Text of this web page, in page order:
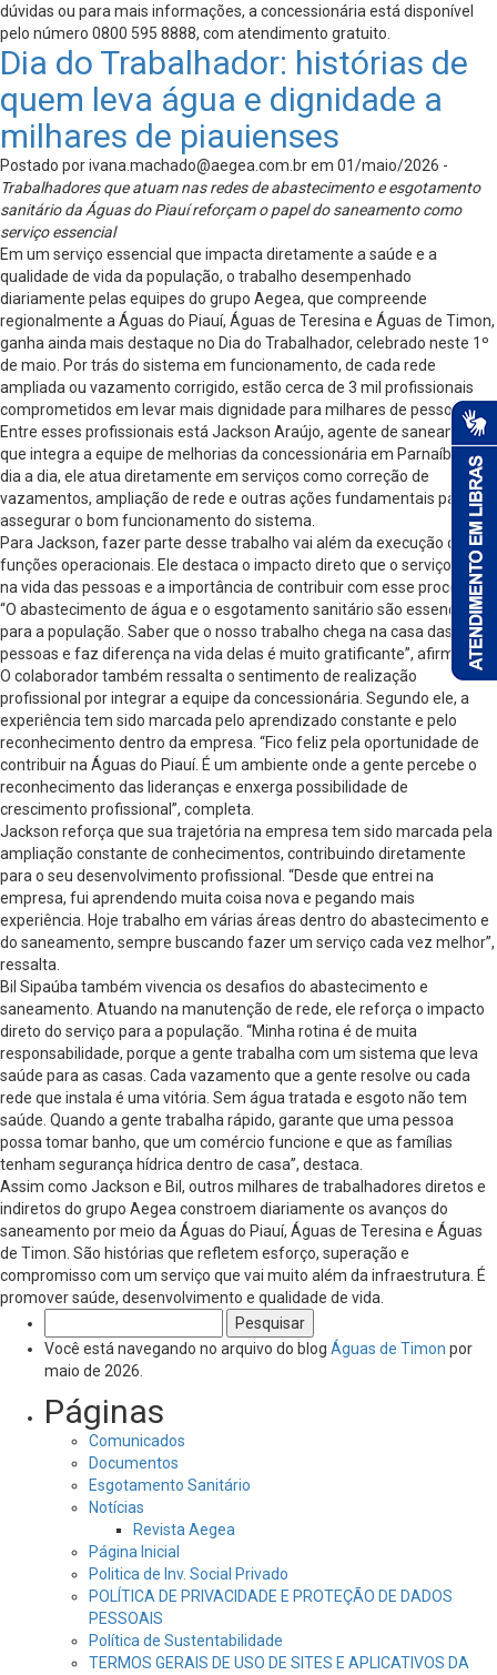
dúvidas ou para mais informações, a concessionária está disponível
pelo número 0800 595 8888, com atendimento gratuito.
Dia do Trabalhador: histórias de
quem leva água e dignidade a
milhares de piauienses
Postado porivana.machado@aegea.com.brem 01/maio/2026 -
Trabalhadores que atuam nas redes de abastecimento e esgotamento
sanitário da Águas do Piauí reforçam o papel do saneamento como
serviço essencial
Em um serviço essencial que impacta diretamente a saúde e a
qualidade de vida da população, o trabalho desempenhado
diariamente pelas equipes do grupo Aegea, que compreende
regionalmente a Águas do Piauí, Águas de Teresina e Águas de Timon,
ganha ainda mais destaque no Dia do Trabalhador, celebrado neste 1º
de maio. Por trás do sistema em funcionamento, de cada rede
ampliada ou vazamento corrigido, estão cerca de 3 mil profissionais
comprometidos em levar mais dignidade para milhares de pessoas.
Entre esses profissionais está Jackson Araújo, agente de saneamento
que integra a equipe de melhorias da concessionária em Parnaíba. No
dia a dia, ele atua diretamente em serviços como correção de
vazamentos, ampliação de rede e outras ações fundamentais para
assegurar o bom funcionamento do sistema.
Para Jackson, fazer parte desse trabalho vai além da execução das
funções operacionais. Ele destaca o impacto direto que o serviço tem
na vida das pessoas e a importância de contribuir com esse processo.
“O abastecimento de água e o esgotamento sanitário são essenciais
para a população. Saber que o nosso trabalho chega na casa das
pessoas e faz diferença na vida delas é muito gratificante”, afirma.
O colaborador também ressalta o sentimento de realização
profissional por integrar a equipe da concessionária. Segundo ele, a
experiência tem sido marcada pelo aprendizado constante e pelo
reconhecimento dentro da empresa. “Fico feliz pela oportunidade de
contribuir na Águas do Piauí. É um ambiente onde a gente percebe o
reconhecimento das lideranças e enxerga possibilidade de
crescimento profissional”, completa.
Jackson reforça que sua trajetória na empresa tem sido marcada pela
ampliação constante de conhecimentos, contribuindo diretamente
para o seu desenvolvimento profissional. “Desde que entrei na
empresa, fui aprendendo muita coisa nova e pegando mais
experiência. Hoje trabalho em várias áreas dentro do abastecimento e
do saneamento, sempre buscando fazer um serviço cada vez melhor”,
ressalta.
Bil Sipaúba também vivencia os desafios do abastecimento e
saneamento. Atuando na manutenção de rede, ele reforça o impacto
direto do serviço para a população. “Minha rotina é de muita
responsabilidade, porque a gente trabalha com um sistema que leva
saúde para as casas. Cada vazamento que a gente resolve ou cada
rede que instala é uma vitória. Sem água tratada e esgoto não tem
saúde. Quando a gente trabalha rápido, garante que uma pessoa
possa tomar banho, que um comércio funcione e que as famílias
tenham segurança hídrica dentro de casa”, destaca.
Assim como Jackson e Bil, outros milhares de trabalhadores diretos e
indiretos do grupo Aegea constroem diariamente os avanços do
saneamento por meio da Águas do Piauí, Águas de Teresina e Águas
de Timon. São histórias que refletem esforço, superação e
compromisso com um serviço que vai muito além da infraestrutura. É
promover saúde, desenvolvimento e qualidade de vida.
por:
Você está navegando no arquivo do blog Águas de Timon por
maio de 2026.
Páginas
Comunicados
Documentos
Esgotamento Sanitário
Notícias
Revista Aegea
Página Inicial
Politica de Inv. Social Privado
POLÍTICA DE PRIVACIDADE E PROTEÇÃO DE DADOS
PESSOAIS
Política de Sustentabilidade
TERMOS GERAIS DE USO DE SITES E APLICATIVOS DA